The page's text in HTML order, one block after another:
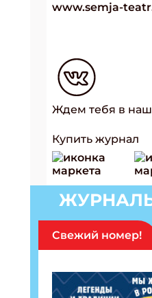
www.semja-
Ждем тебя в
Купить журнал
Свежий номер!